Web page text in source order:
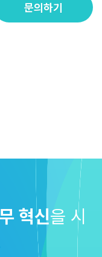
문의하기
혁신을 시